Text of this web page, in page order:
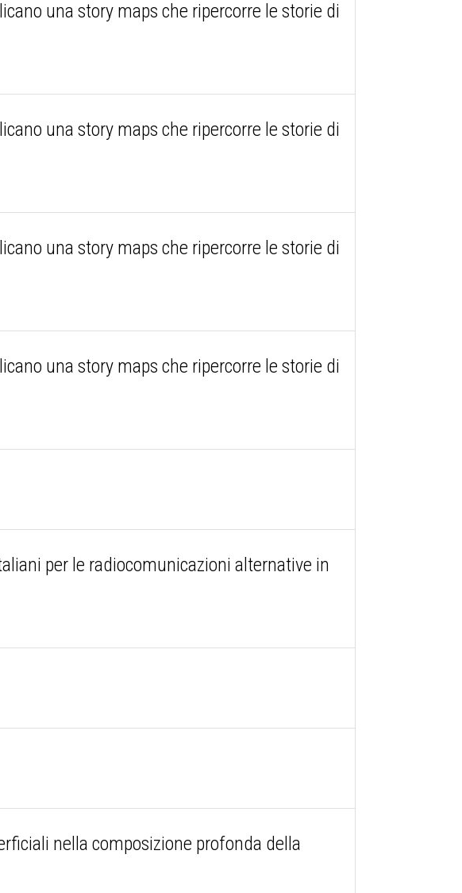
una story maps che ripercorre le storie di
una story maps che ripercorre le storie di
una story maps che ripercorre le storie di
una story maps che ripercorre le storie di
per le radiocomunicazioni alternative in
nella composizione profonda della